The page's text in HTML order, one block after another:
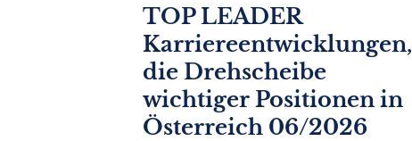
TOP LEADER
Karriereentwicklungen,
die Drehscheibe
wichtiger Positionen in
Österreich 06/2026